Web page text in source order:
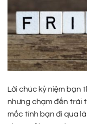
Lời chúc kỷ niệm bạn
nhưng chạm đến trái
mốc tình bạn đi qua